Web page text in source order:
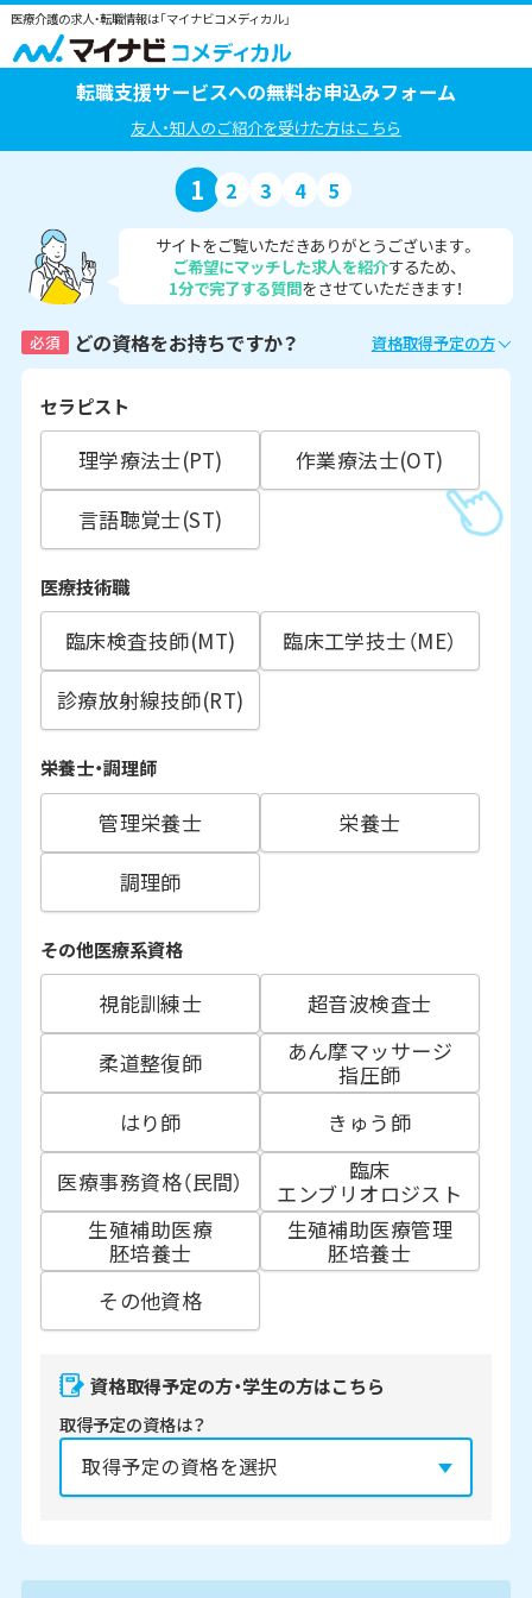
医療介護の求人・転職情報は「マイナビコメディカル」
転職支援サービスへの無料お申込みフォーム
友人・知人のご紹介を受けた方はこちら
1 2 3 4 5
サイトをご覧いただきありがとうございます。
ご希望にマッチした求人を紹介するため、
1分で完了する質問をさせていただきます！
必須 どの資格をお持ちですか？ 資格取得予定の方
セラピスト
理学療法士(PT)
作業療法士(OT)
言語聴覚士(ST)
医療技術職
臨床検査技師(MT)
臨床工学技士（ME）
診療放射線技師(RT)
栄養士・調理師
管理栄養士
栄養士
調理師
その他医療系資格
視能訓練士
超音波検査士
柔道整復師
あん摩マッサージ
指圧師
はり師
きゅう師
医療事務資格（民間）
臨床
エンブリオロジスト
生殖補助医療
胚培養士
生殖補助医療管理
胚培養士
その他資格
資格取得予定の方・学生の方はこちら
取得予定の資格は？
2027年 2028年 2029年 3月